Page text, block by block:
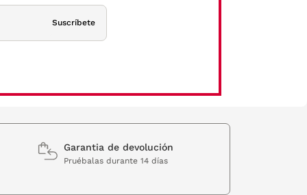
Suscríbete
Garantia de devolución
Pruébalas durante 14 días